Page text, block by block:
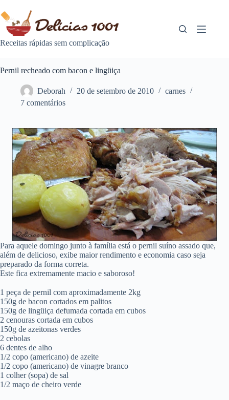
para
conteúdo
Receitas rápidas sem complicação
Pernil recheado com bacon e lingüiça
Deborah 20 de setembro de 2010
carnes
7 comentários
Para aquele domingo junto à família está o pernil suíno assado que,
além de delicioso, exibe maior rendimento e economia caso seja
preparado da forma correta.
Este fica extremamente macio e saboroso!
1 peça de pernil com aproximadamente 2kg
150g de bacon cortados em palitos
150g de lingüiça defumada cortada em cubos
2 cenouras cortada em cubos
150g de azeitonas verdes
2 cebolas
6 dentes de alho
1/2 copo (americano) de azeite
1/2 copo (americano) de vinagre branco
1 colher (sopa) de sal
1/2 maço de cheiro verde